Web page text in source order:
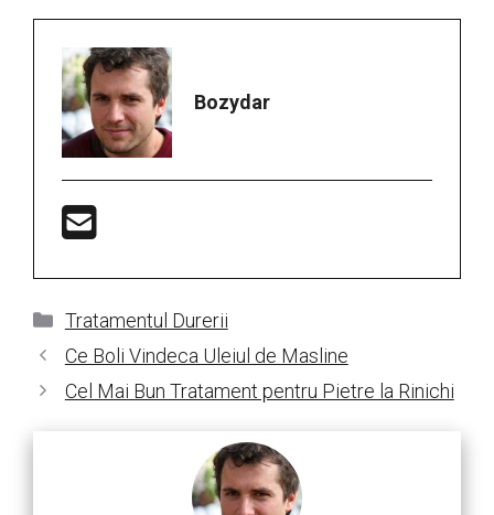
Bozydar
Categorii
Tratamentul Durerii
Ce Boli Vindeca Uleiul de Masline
Cel Mai Bun Tratament pentru Pietre la Rinichi